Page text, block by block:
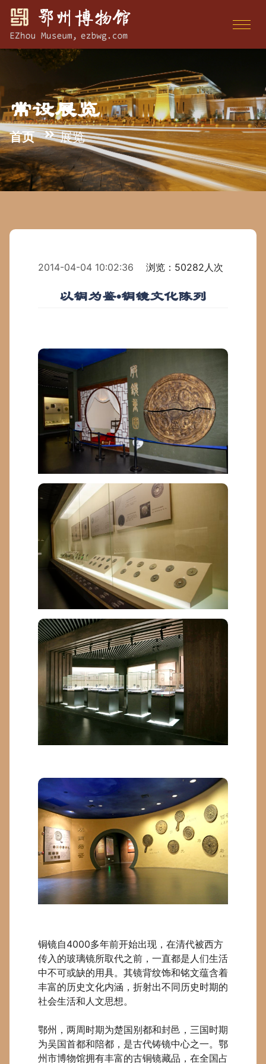
常设展览
首页 展览
2014-04-04 10:02:36 浏览：50282人次
以铜为鉴•铜镜文化陈列
铜镜自4000多年前开始出现，在清代被西方
传入的玻璃镜所取代之前，一直都是人们生活
中不可或缺的用具。其镜背纹饰和铭文蕴含着
丰富的历史文化内涵，折射出不同历史时期的
社会生活和人文思想。
鄂州，两周时期为楚国别都和封邑，三国时期
为吴国首都和陪都，是古代铸镜中心之一。鄂
州市博物馆拥有丰富的古铜镜藏品，在全国占